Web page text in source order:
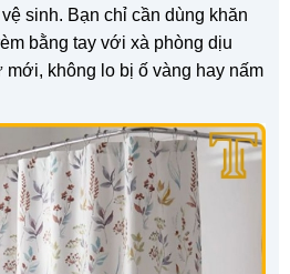
sinh. Bạn chỉ cần dùng khăn
bằng tay với xà phòng dịu
mới, không lo bị ố vàng hay nấm